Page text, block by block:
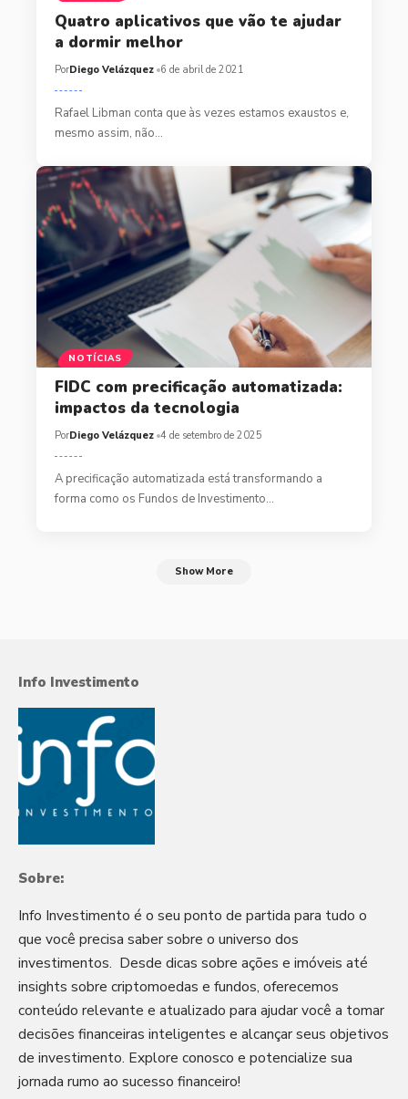
Quatro aplicativos que vão te ajudar
a dormir melhor
PorDiego Velázquez 6 de abril de 2021
Rafael Libman conta que às vezes estamos exaustos e,
mesmo assim, não…
NOTÍCIAS
FIDC com precificação automatizada:
impactos da tecnologia
PorDiego Velázquez 4 de setembro de 2025
A precificação automatizada está transformando a
forma como os Fundos de Investimento…
Show More
Info Investimento
Sobre:
Info Investimento é o seu ponto de partida para tudo o
que você precisa saber sobre o universo dos
investimentos. Desde dicas sobre ações e imóveis até
insights sobre criptomoedas e fundos, oferecemos
conteúdo relevante e atualizado para ajudar você a tomar
decisões financeiras inteligentes e alcançar seus objetivos
de investimento. Explore conosco e potencialize sua
jornada rumo ao sucesso financeiro!